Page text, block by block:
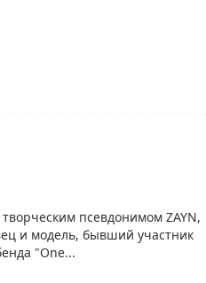
псевдонимом ZAYN,
и модель, бывший участник
"One...